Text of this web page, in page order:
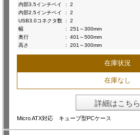
内部3.5インチベイ
:
2
内部2.5インチベイ
:
2
USB3.0コネクタ数 :
2
幅
:
251～300mm
奥行
:
401～500mm
高さ
: 201～300mm
在庫状況
在庫なし
詳細はこちら
Micro ATX対応 キューブ型PCケース